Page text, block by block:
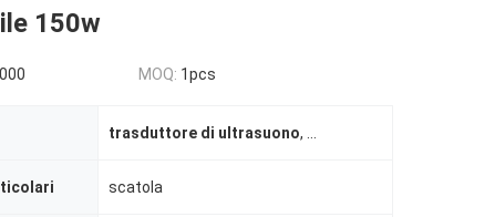
150w
MOQ: 1pcs
trasduttore di ultrasuono,
scatola